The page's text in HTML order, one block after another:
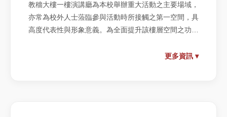
教穡大樓一樓演講廳為本校舉辦重大活動之主要場域，
亦常為校外人士蒞臨參與活動時所接觸之第一空間，具
高度代表性與形象意義。為全面提升該樓層空間之功能
入口意象及走廊區域進行整體優化。透過有效整合原始
更多資訊 ▾